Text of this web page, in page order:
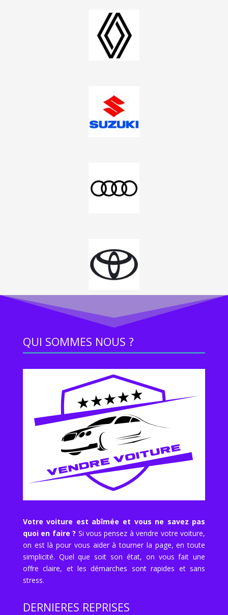
QUI SOMMES NOUS ?
Votre voiture est abîmée et vous ne savez pas
quoi en faire ? Si vous pensez à vendre votre voiture,
on est là pour vous aider à tourner la page, en toute
simplicité. Quel que soit son état, on vous fait une
offre claire, et les démarches sont rapides et sans
stress.
DERNIERES REPRISES